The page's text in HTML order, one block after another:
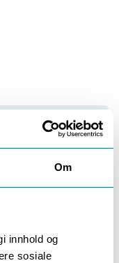
Om
innhold og
sosiale